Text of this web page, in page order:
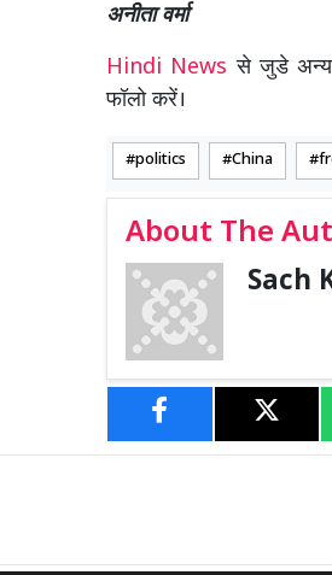
अनीता वर्मा
Hindi Newsसे जुडे अन्य
फॉलो करें।
politics China
About The
Sach